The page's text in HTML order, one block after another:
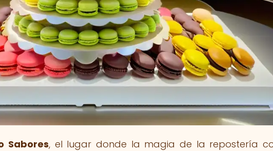
Sabores, el lugar donde la magia de la repostería